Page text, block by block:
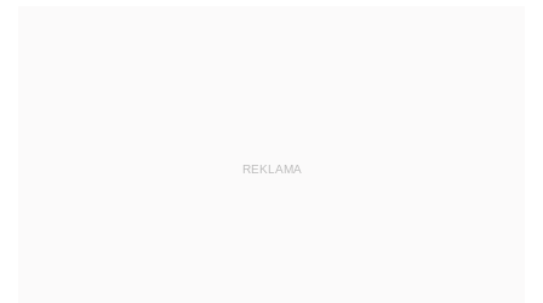
REKLAMA